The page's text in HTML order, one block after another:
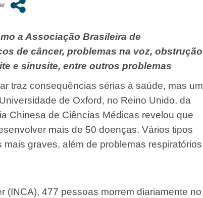
a Associação Brasileira de
de câncer, problemas na voz, obstrução
e sinusite, entre outros problemas
traz consequências sérias à saúde, mas um
de Oxford, no Reino Unido, da
Chinesa de Ciências Médicas revelou que
mais de 50 doenças. Vários tipos
graves, além de problemas respiratórios
(INCA), 477 pessoas morrem diariamente no